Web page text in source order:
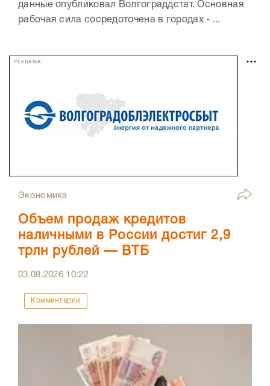
данные опубликовал Волгограддстат. Основная
рабочая сила сосредоточена в городах - ...
РЕКЛАМА
Экономика
Объем продаж кредитов
наличными в России достиг 2,9
трлн рублей — ВТБ
03.08.2026 10:22
Комментарии